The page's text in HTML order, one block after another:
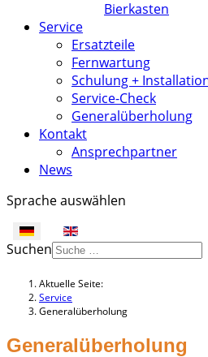
Bierkasten
Service
Ersatzteile
Fernwartung
Schulung +
Service-Check
Generalüberholung
Kontakt
Ansprechpartner
News
Sprache auswählen
Suchen
Aktuelle Seite:
Service
Generalüberholung
Generalüberholung